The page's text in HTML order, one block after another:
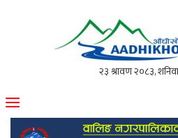
मोफसलकै लोकप्रिय अनलाइन पत्रिका